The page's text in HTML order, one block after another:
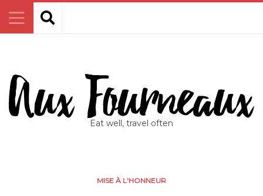
Eat well, travel often
MISE À L'HONNEUR